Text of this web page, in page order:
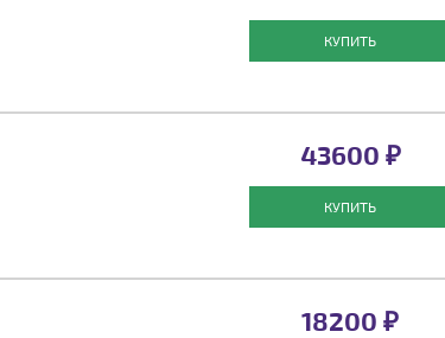
КУПИТЬ
43600 ₽
КУПИТЬ
18200 ₽